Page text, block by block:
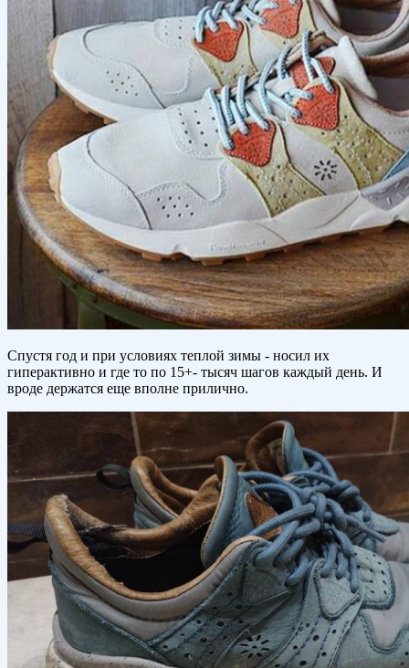
Спустя год и при условиях теплой зимы - носил их
гиперактивно и где то по 15+- тысяч шагов каждый день. И
вроде держатся еще вполне прилично.